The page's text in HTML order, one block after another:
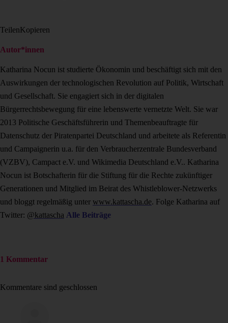
TeilenKopieren
Autor*innen
Katharina Nocun ist studierte Ökonomin und beschäftigt sich mit den
Auswirkungen der technologischen Revolution auf Politik, Wirtschaft
und Gesellschaft. Sie engagiert sich in der digitalen
Bürgerrechtsbewegung für eine lebenswerte vernetzte Welt. Sie war
2013 Politische Geschäftsführerin und Themenbeauftragte für
Datenschutz der Piratenpartei Deutschland und arbeitete als Referentin
und Campaignerin u.a. für den Verbraucherzentrale Bundesverband
(VZBV), Campact e.V. und Wikimedia Deutschland e.V.. Katharina
Nocun ist Botschafterin für die Stiftung für die Rechte zukünftiger
Generationen und Mitglied im Beirat des Whistleblower-Netzwerks
und bloggt regelmäßig unter www.kattascha.de. Folge Katharina auf
Twitter: @kattascha Alle Beiträge
1 Kommentar
Kommentare sind geschlossen